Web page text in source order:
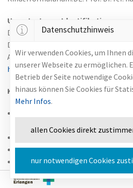
Datenschutzhinweis
Wir verwenden Cookies, um Ihnen
unserer Webseite zu ermöglichen.
Betrieb der Seite notwendige
hinaus können Sie Cookies für
Mehr Infos.
allen Cookies direkt
nur notwendigen Cookies
Umsatzsteuer-
DE 248558812
Das Universitätsklinikum Erlangen ist
Anstalt des öffentlichen Rechts.
https://www.uk-erlangen.de/
Klinikumsvorstand
(Vorsitz)
Reiner Schrüfer, Pflegedirektor
Prof. Dr. med. Markus F. Neurath,
Fakultät